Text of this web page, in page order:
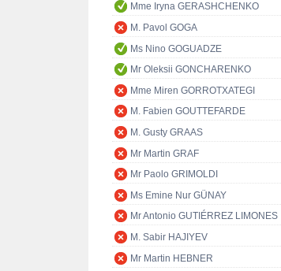
Mme Iryna GERASHCHENKO
M. Pavol GOGA
Ms Nino GOGUADZE
Mr Oleksii GONCHARENKO
Mme Miren GORROTXATEGI
M. Fabien GOUTTEFARDE
M. Gusty GRAAS
Mr Martin GRAF
Mr Paolo GRIMOLDI
Ms Emine Nur GÜNAY
Mr Antonio GUTIÉRREZ LIMONES
M. Sabir HAJIYEV
Mr Martin HEBNER